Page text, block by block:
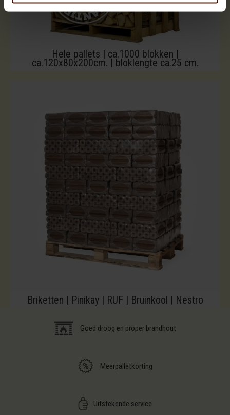
Hele pallets | ca.1000 blokken |
ca.120x80x200cm. | bloklengte ca.25 cm.
Briketten | Pinikay | RUF | Bruinkool | Nestro
Goed droog en proper brandhout
Meerpalletkorting
Uitstekende service